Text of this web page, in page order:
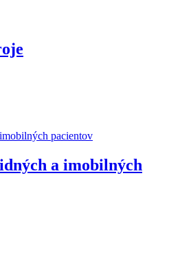
a imobilných